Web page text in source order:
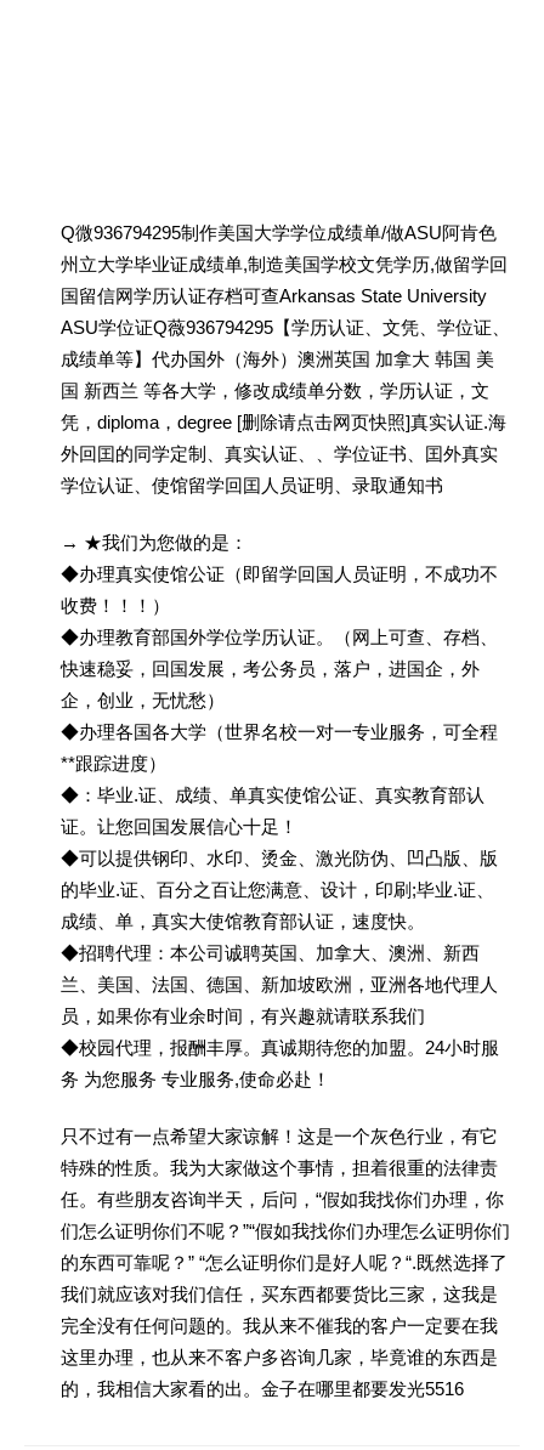
Q微936794295制作美国大学学位成绩单/做ASU阿肯色
州立大学毕业证成绩单,制造美国学校文凭学历,做留学回
国留信网学历认证存档可查Arkansas State University
ASU学位证Q薇936794295【学历认证、文凭、学位证、
成绩单等】代办国外（海外）澳洲英国 加拿大 韩国 美
国 新西兰 等各大学，修改成绩单分数，学历认证，文
凭，diploma，degree [删除请点击网页快照]真实认证.海
外回囯的同学定制、真实认证、、学位证书、囯外真实
学位认证、使馆留学回囯人员证明、录取通知书
→ ★我们为您做的是：
◆办理真实使馆公证（即留学回国人员证明，不成功不
收费！！！）
◆办理教育部国外学位学历认证。（网上可查、存档、
快速稳妥，回国发展，考公务员，落户，进国企，外
企，创业，无忧愁）
◆办理各国各大学（世界名校一对一专业服务，可全程
**跟踪进度）
◆：毕业.证、成绩、单真实使馆公证、真实教育部认
证。让您回国发展信心十足！
◆可以提供钢印、水印、烫金、激光防伪、凹凸版、版
的毕业.证、百分之百让您满意、设计，印刷;毕业.证、
成绩、单，真实大使馆教育部认证，速度快。
◆招聘代理：本公司诚聘英国、加拿大、澳洲、新西
兰、美国、法国、德国、新加坡欧洲，亚洲各地代理人
员，如果你有业余时间，有兴趣就请联系我们
◆校园代理，报酬丰厚。真诚期待您的加盟。24小时服
务 为您服务 专业服务,使命必赴！
只不过有一点希望大家谅解！这是一个灰色行业，有它
特殊的性质。我为大家做这个事情，担着很重的法律责
任。有些朋友咨询半天，后问，“假如我找你们办理，你
们怎么证明你们不呢？”“假如我找你们办理怎么证明你们
的东西可靠呢？” “怎么证明你们是好人呢？“.既然选择了
我们就应该对我们信任，买东西都要货比三家，这我是
完全没有任何问题的。我从来不催我的客户一定要在我
这里办理，也从来不客户多咨询几家，毕竟谁的东西是
的，我相信大家看的出。金子在哪里都要发光5516